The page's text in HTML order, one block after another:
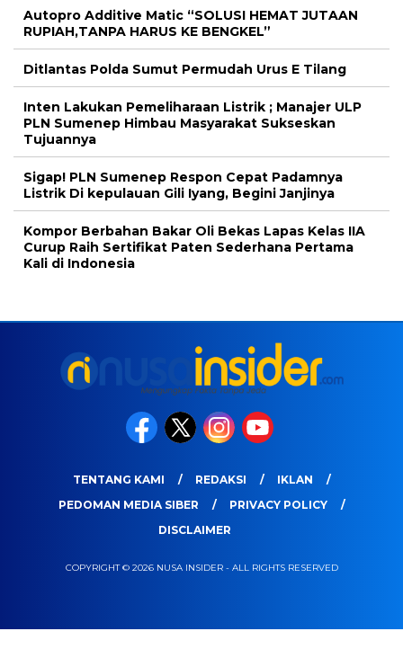
Autopro Additive Matic “SOLUSI HEMAT JUTAAN
RUPIAH,TANPA HARUS KE BENGKEL”
Ditlantas Polda Sumut Permudah Urus E Tilang
Inten Lakukan Pemeliharaan Listrik ; Manajer ULP
PLN Sumenep Himbau Masyarakat Sukseskan
Tujuannya
Sigap! PLN Sumenep Respon Cepat Padamnya
Listrik Di kepulauan Gili Iyang, Begini Janjinya
Kompor Berbahan Bakar Oli Bekas Lapas Kelas IIA
Curup Raih Sertifikat Paten Sederhana Pertama
Kali di Indonesia
TENTANG KAMI REDAKSI
IKLAN
PEDOMAN MEDIA SIBER
PRIVACY POLICY
DISCLAIMER
COPYRIGHT © 2026 NUSA INSIDER - ALL RIGHTS RESERVED